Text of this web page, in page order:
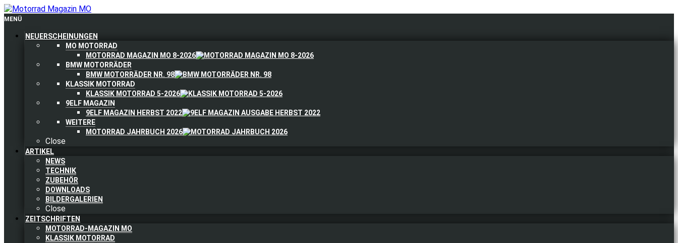
MENÜ
NEUERSCHEINUNGEN
MO MOTORRAD
MOTORRAD MAGAZIN MO 8-2026
BMW MOTORRÄDER
BMW MOTORRÄDER NR. 98
KLASSIK MOTORRAD
KLASSIK MOTORRAD 5-2026
9ELF MAGAZIN
9ELF MAGAZIN HERBST 2022
WEITERE
MOTORRAD JAHRBUCH 2026
Close
ARTIKEL
NEWS
TECHNIK
ZUBEHÖR
DOWNLOADS
BILDERGALERIEN
Close
ZEITSCHRIFTEN
MOTORRAD-MAGAZIN MO
KLASSIK MOTORRAD